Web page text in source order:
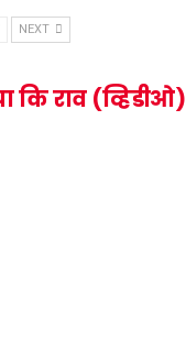
NEXT
कि राव (व्हिडीओ)